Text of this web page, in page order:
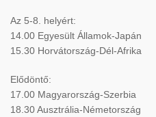
Az 5-8. helyért:
14.00 Egyesült Államok-Japán
15.30 Horvátország-Dél-Afrika
Elődöntő:
17.00 Magyarország-Szerbia
18.30 Ausztrália-Németország